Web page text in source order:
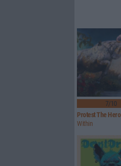
7/10
Protest The Hero
Within